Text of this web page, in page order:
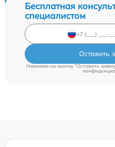
Бесплатная
специалистом
Оставить
Нажимая на кнопку "Оставить